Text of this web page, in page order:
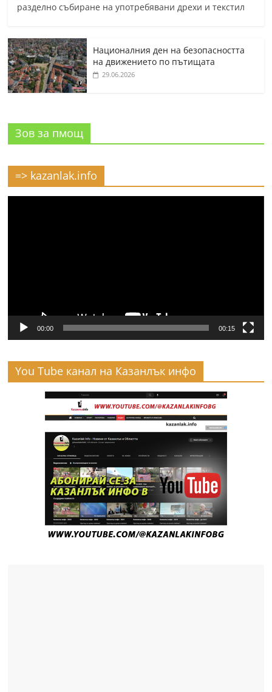
разделно събиране на употребявани дрехи и текстил
Националния ден на безопасността
на движението по пътищата
29.06.2026
Зов за пмощ
=> kazanlak.info
00:00 00:15
You Tube канал на Казанлък инфо